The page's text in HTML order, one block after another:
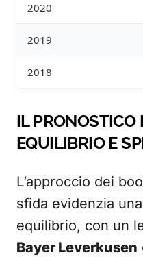
2020
2019
2018
IL PRONOSTICO
EQUILIBRIO E
L’approccio dei
sfida evidenzia
equilibrio, con un
Bayer Leverkusen